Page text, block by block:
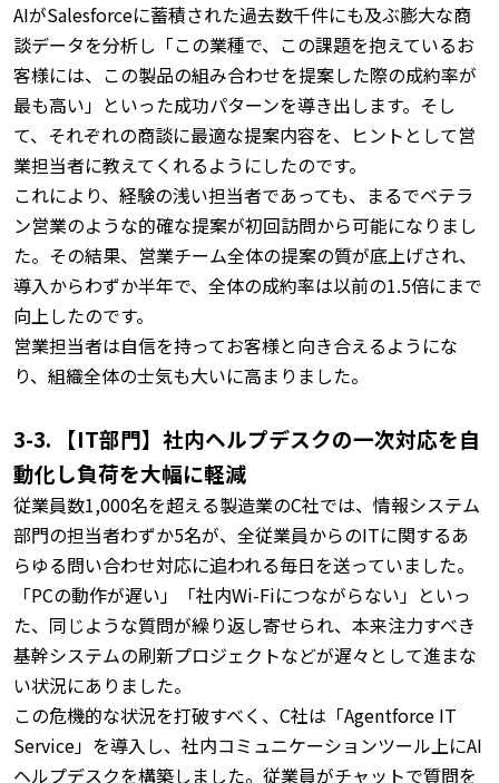
AIがSalesforceに蓄積された過去数千件にも及ぶ膨大な商
談データを分析し「この業種で、この課題を抱えているお
客様には、この製品の組み合わせを提案した際の成約率が
最も高い」といった成功パターンを導き出します。 そし
て、それぞれの商談に最適な提案内容を、ヒントとして営
業担当者に教えてくれるようにしたのです。
これにより、経験の浅い担当者であっても、まるでベテラ
ン営業のような的確な提案が初回訪問から可能になりまし
た。 その結果、営業チーム全体の提案の質が底上げされ、
導入からわずか半年で、全体の成約率は以前の1.5倍にまで
向上したのです。
営業担当者は自信を持ってお客様と向き合えるようにな
り、組織全体の士気も大いに高まりました。
3-3. 【IT部門】社内ヘルプデスクの一次対応を自
動化し負荷を大幅に軽減
従業員数1,000名を超える製造業のC社では、情報システム
部門の担当者わずか5名が、全従業員からのITに関するあ
らゆる問い合わせ対応に追われる毎日を送っていました。
「PCの動作が遅い」「社内Wi-Fiにつながらない」といっ
た、同じような質問が繰り返し寄せられ、本来注力すべき
基幹システムの刷新プロジェクトなどが遅々として進まな
い状況にありました。
この危機的な状況を打破すべく、C社は「Agentforce IT
Service」を導入し、社内コミュニケーションツール上にAI
ヘルプデスクを構築しました。 従業員がチャットで質問を